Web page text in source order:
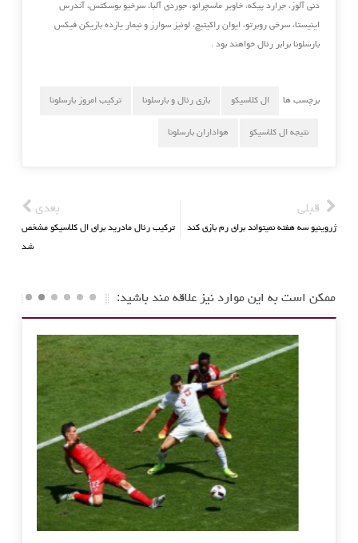
دنی آلوز، جرارد پیکه، خاویر ماسچرانو، جوردی آلبا، سرخیو بوسکتس، آندرس
اینیستا، سرخی روبرتو، ایوان راکیتیچ، لوئیز سوارز و نیمار یازده بازیکن فیکس
بارسلونا برابر رئال خواهند بود .
برچسب ها ال کلاسیکو بازی رئال و بارسلونا ترکیب امروز بارسلونا
نتیجه ال کلاسیکو هواداران بارسلونا
قبلی
ژروینیو سه هفته نمیتواند برای رم بازی کند
بعدی
ترکیب رئال مادرید برای ال کلاسیکو مشخص
شد
ممکن است به این موارد نیز علاقه مند باشید: